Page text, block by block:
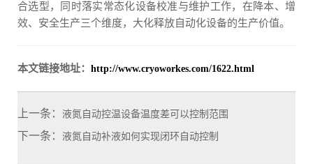
合选型，同时落实常态化设备校准与维护工作，在降本、增
效、安全生产三个维度，大化释放自动化设备的生产价值。
本文链接地址： http://www.cryoworkes.com/1622.html
上一条： 液氮自动控温设备温度差可以控制范围
下一条： 液氮自动补液如何实现闭环自动控制